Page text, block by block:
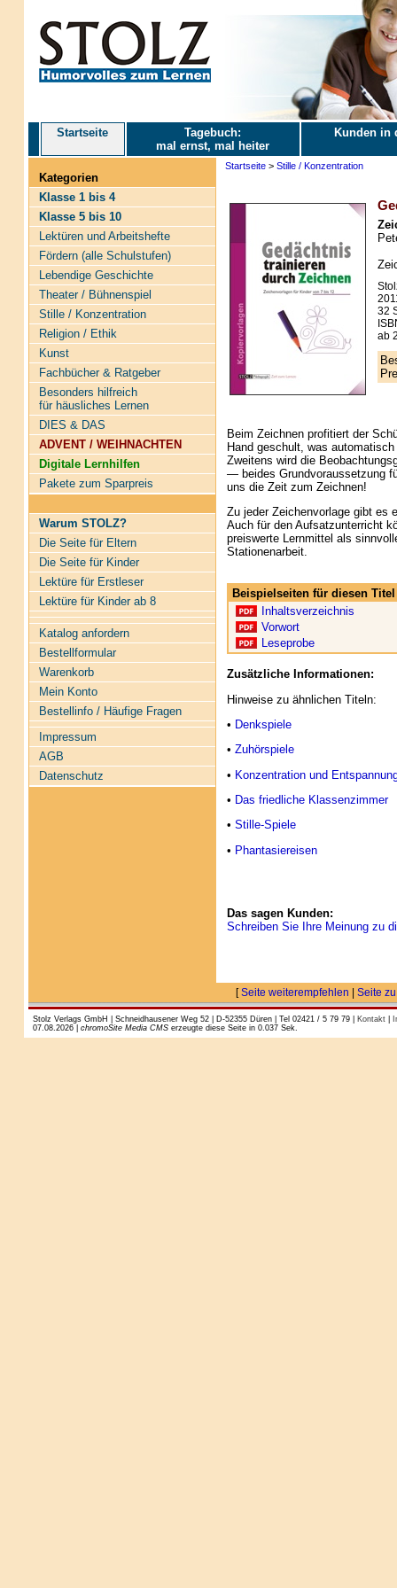
Startseite
Tagebuch:
mal ernst, mal heiter
Kunden in
Kategorien
Klasse 1 bis 4
Klasse 5 bis 10
Lektüren und Arbeitshefte
Fördern (alle Schulstufen)
Lebendige Geschichte
Theater / Bühnenspiel
Stille / Konzentration
Religion / Ethik
Kunst
Fachbücher & Ratgeber
Besonders hilfreich
für häusliches Lernen
DIES & DAS
ADVENT / WEIHNACHTEN
Digitale Lernhilfen
Pakete zum Sparpreis
Warum STOLZ?
Die Seite für Eltern
Die Seite für Kinder
Lektüre für Erstleser
Lektüre für Kinder ab 8
Katalog anfordern
Bestellformular
Warenkorb
Mein Konto
Bestellinfo / Häufige Fragen
Impressum
AGB
Datenschutz
Startseite> Stille / Konzentration
32
ab
Beim Zeichnen profitiert der
Hand geschult, was
Zweitens wird die
— beides Grundvoraussetzung
uns die Zeit zum Zeichnen!
Zu jeder Zeichenvorlage gibt es
Auch für den Aufsatzunterricht
preiswerte Lernmittel als
Stationenarbeit.
Beispielseiten für diesen
Inhaltsverzeichnis
Vorwort
Leseprobe
Zusätzliche Informationen:
Hinweise zu ähnlichen Titeln:
• Denkspiele
• Zuhörspiele
• Konzentration und
• Das friedliche Klassenzimmer
• Stille-Spiele
• Phantasiereisen
Das sagen Kunden:
Schreiben Sie Ihre Meinung zu
[Seite weiterempfehlen Seite
Stolz Verlags GmbH | Schneidhausener Weg 52 | D-52355 Düren | Tel 02421 / 5 79 79 | Kontakt|
07.08.2026 | chromoSite Media CMSerzeugte diese Seite in 0.037 Sek.